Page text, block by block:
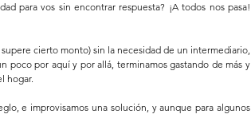
para vos sin encontrar respuesta? ¡A todos nos pasa!
cierto monto) sin la necesidad de un intermediario,
poco por aquí y por allá, terminamos gastando de más y
hogar.
e improvisamos una solución, y aunque para algunos